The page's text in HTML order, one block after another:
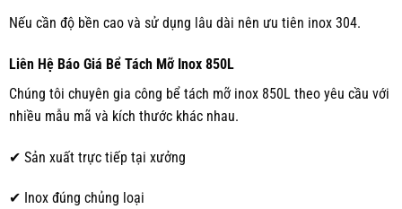
Nếu cần độ bền cao và sử dụng lâu dài nên ưu tiên inox 304.
Liên Hệ Báo Giá Bể Tách Mỡ Inox 850L
Chúng tôi chuyên gia công bể tách mỡ inox 850L theo yêu cầu với
nhiều mẫu mã và kích thước khác nhau.
✔ Sản xuất trực tiếp tại xưởng
✔ Inox đúng chủng loại